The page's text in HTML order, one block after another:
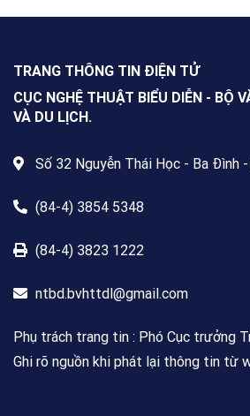
Nam trong
giới hạn độ
nơi cư trú.
TRANG THÔNG TIN ĐIỆN TỬ
CỤC NGHỆ THUẬT BIỂU DIỄN - BỘ
VÀ DU LỊCH.
Số 32 Nguyễn Thái Học - Ba Đình
(84-4) 3854 5348
(84-4) 3823 1222
ntbd.bvhttdl@gmail.com
Phụ trách trang tin : Phó Cục trưởng
Ghi rõ nguồn khi phát lại thông tin từ